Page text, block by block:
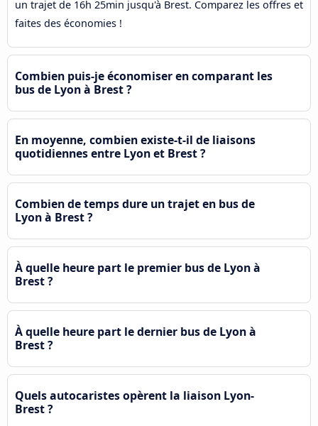
un trajet de 16h 25min jusqu'à Brest. Comparez les offres et
faites des économies !
Combien puis-je économiser en comparant les
bus de Lyon à Brest ?
En moyenne, combien existe-t-il de liaisons
quotidiennes entre Lyon et Brest ?
Combien de temps dure un trajet en bus de
Lyon à Brest ?
À quelle heure part le premier bus de Lyon à
Brest ?
À quelle heure part le dernier bus de Lyon à
Brest ?
Quels autocaristes opèrent la liaison Lyon-
Brest ?